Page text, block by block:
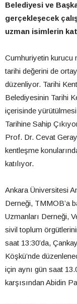
Belediyesi ve
gerçekleşecek
uzman isimlerin
Cumhuriyetin kurucu
tarihi değerini de
düzenliyor. Tarihi
Belediyesinin Tarihi
içerisinde
Tarihine Sahip
Prof. Dr. Cevat
kentleşme
katılıyor.
Ankara Üniversitesi
Derneği, TMMOB’a
Uzmanları Derneği,
sivil toplum
saat 13:30’da,
Köşkü’nde
için aynı gün saat
karşısından Abidin